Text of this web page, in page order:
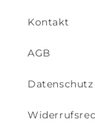
Kontakt
AGB
Datenschutz